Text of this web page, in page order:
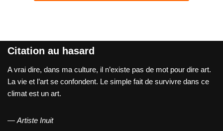
Citation au hasard
A vrai dire, dans ma culture, il n’existe pas de mot pour dire art.
La vie et l’art se confondent. Le simple fait de survivre dans ce
climat est un art.
—Artiste Inuit